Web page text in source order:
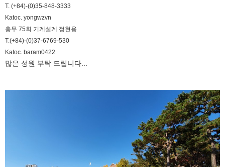
T. (+84)-(0)35-848-3333
Katoc. yongwzvn
총무 75회 기계설계 정현용
T.(+84)-(0)37-6769-530
Katoc. baram0422
많은 성원 부탁 드립니다...